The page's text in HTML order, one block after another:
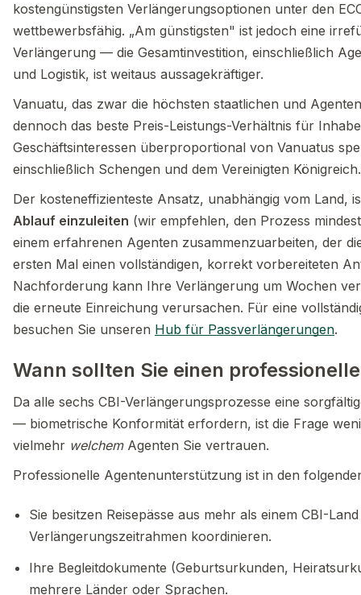
kostengünstigsten Verlängerungsoptionen unter den
wettbewerbsfähig. „Am günstigsten" ist jedoch eine
Verlängerung — die Gesamtinvestition, einschließlich
und Logistik, ist weitaus aussagekräftiger.
Vanuatu, das zwar die höchsten staatlichen und
dennoch das beste Preis-Leistungs-Verhältnis für
Geschäftsinteressen überproportional von Vanuatus
einschließlich Schengen und dem Vereinigten Königreich.
Der kosteneffizienteste Ansatz, unabhängig vom Land,
Ablauf einzuleiten (wir empfehlen, den Prozess
einem erfahrenen Agenten zusammenzuarbeiten, der
ersten Mal einen vollständigen, korrekt vorbereiteten
Nachforderung kann Ihre Verlängerung um Wochen
die erneute Einreichung verursachen. Für eine
besuchen Sie unseren Hub für Passverlängerungen.
Wann sollten Sie einen
Da alle sechs CBI-Verlängerungsprozesse eine
— biometrische Konformität erfordern, ist die Frage
vielmehr welchemAgenten Sie vertrauen.
Professionelle Agentenunterstützung ist in den
Sie besitzen Reisepässe aus mehr als einem CBI-
Verlängerungszeitrahmen koordinieren.
Ihre Begleitdokumente (Geburtsurkunden,
mehrere Länder oder Sprachen.